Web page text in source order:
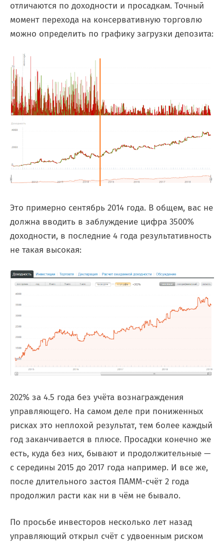
отличаются по доходности и просадкам. Точный
момент перехода на консервативную торговлю
можно определить по графику загрузки депозита:
Это примерно сентябрь 2014 года. В общем, вас не
должна вводить в заблуждение цифра 3500%
доходности, в последние 4 года результативность
не такая высокая:
202% за 4.5 года без учёта вознаграждения
управляющего. На самом деле при пониженных
рисках это неплохой результат, тем более каждый
год заканчивается в плюсе. Просадки конечно же
есть, куда без них, бывают и продолжительные —
с середины 2015 до 2017 года например. И все же,
после длительного застоя ПАММ-счёт 2 года
продолжил расти как ни в чём не бывало.
По просьбе инвесторов несколько лет назад
управляющий открыл счёт с удвоенным риском